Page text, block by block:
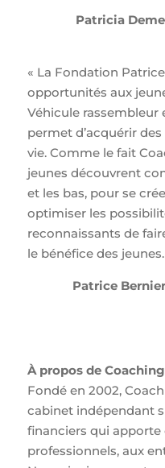
Patricia
« La Fondation
opportunités aux
Véhicule rassembleur
permet d’acquérir
vie. Comme le fait
jeunes découvrent
et les bas, pour se
optimiser les
reconnaissants de
le bénéfice des jeunes.
Patrice
À propos de
Fondé en 2002,
cabinet indépendant
financiers qui apporte
professionnels, aux